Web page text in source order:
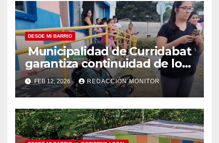
DESDE MI BARRIO
Municipalidad de Curridabat
garantiza continuidad de los
CECUDIs
FEB 12, 2026 REDACCIÓN MONITOR